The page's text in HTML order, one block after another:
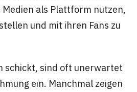
als Plattform nutzen,
und mit ihren Fans zu
schickt, sind oft unerwartet
ein. Manchmal zeigen